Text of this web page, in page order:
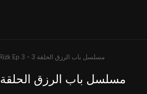
Bab El Rizk Ep 3 – مسلسل باب الرزق الحلقة 3
Bab El Rizk Ep 3 – مسلسل باب الرزق الحلقة 3